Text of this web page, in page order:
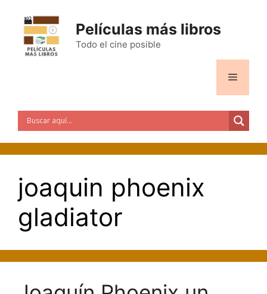
contenido
Películas más libros
Todo el cine posible
Menú
joaquin phoenix
gladiator